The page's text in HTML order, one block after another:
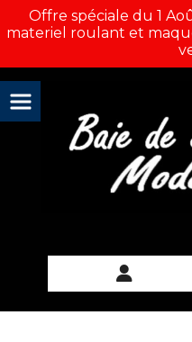
Offre spéciale du 1
materiel roulant et
Panneau de gestion des cookies